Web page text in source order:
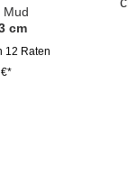
Mud
cm
12 Raten